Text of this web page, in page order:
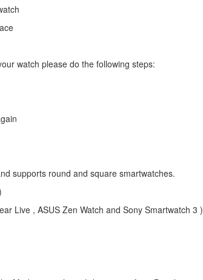
watch please do the following steps:
supports round and square smartwatches.
Live , ASUS Zen Watch and Sony Smartwatch 3 )